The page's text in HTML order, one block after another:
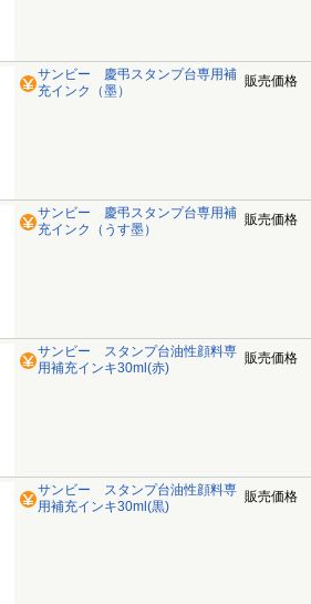
サンビー 慶弔スタンプ台専用補
充インク（墨）
販売価格
サンビー 慶弔スタンプ台専用補
充インク（うす墨）
販売価格
サンビー スタンプ台油性顔料専
用補充インキ30ml(赤)
販売価格
サンビー スタンプ台油性顔料専
用補充インキ30ml(黒)
販売価格